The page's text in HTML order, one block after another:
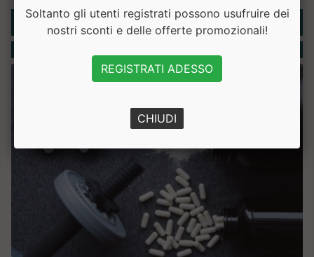
Rubriche
Soltanto gli utenti registrati possono usufruire dei
nostri sconti e delle offerte promozionali!
REGISTRATI ADESSO
CHIUDI